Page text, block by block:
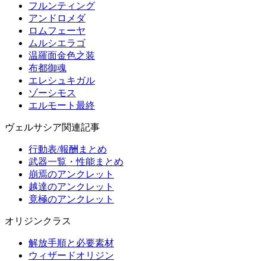
フルンティング
アンドロメダ
ロムフェーヤ
ムルシエラゴ
温羅面金色之装
布都御魂
エレシュキガル
ゾーシモス
エルモート最終
ヴェルサシア関連記事
行動表/報酬まとめ
武器一覧・性能まとめ
崩焉のアンクレット
越達のアンクレット
竟極のアンクレット
オリジンクラス
解放手順と必要素材
ウィザードオリジン